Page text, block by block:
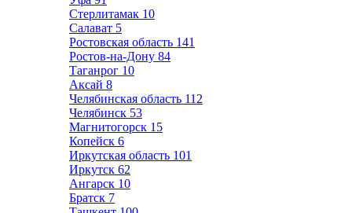
Стерлитамак 10
Салават 5
Ростовская область 141
Ростов-на-Дону 84
Таганрог 10
Аксай 8
Челябинская область 112
Челябинск 53
Магнитогорск 15
Копейск 6
Иркутская область 101
Иркутск 62
Ангарск 10
Братск 7